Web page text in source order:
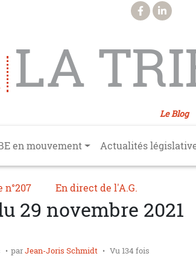
LA
Le Blog
en mouvement Actualités
n°207 En direct de l'A.G.
29 novembre 2021
parJean-Joris Schmidt Vu 134 fois